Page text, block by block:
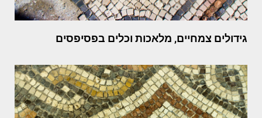
גידולים צמחיים, מלאכות וכלים בפסיפסים